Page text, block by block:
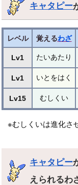
キャタピー
レベル 覚えるわざ
Lv1 たいあたり
Lv1 いとをはく
Lv15 むしくい
※むしくいは進化さ
キャタピー
えられるわ